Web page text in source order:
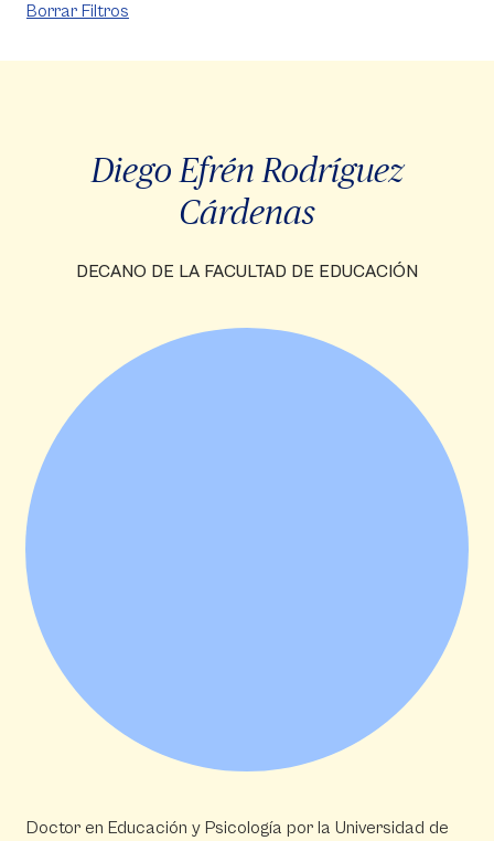
Borrar Filtros
Diego Efrén Rodríguez
Cárdenas
DECANO DE LA FACULTAD DE EDUCACIÓN
Doctor en Educación y Psicología por la Universidad de